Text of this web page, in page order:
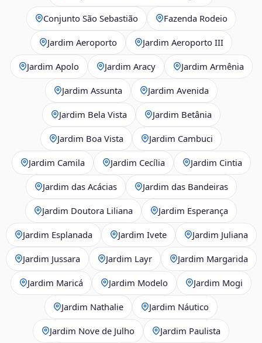
Conjunto São Sebastião Fazenda Rodeio
Jardim Aeroporto Jardim Aeroporto III
Jardim Apolo Jardim Aracy Jardim Armênia
Jardim Assunta Jardim Avenida
Jardim Bela Vista Jardim Betânia
Jardim Boa Vista Jardim Cambuci
Jardim Camila Jardim Cecília Jardim Cintia
Jardim das Acácias Jardim das Bandeiras
Jardim Doutora Liliana Jardim Esperança
Jardim Esplanada Jardim Ivete Jardim Juliana
Jardim Jussara Jardim Layr Jardim Margarida
Jardim Maricá Jardim Modelo Jardim Mogi
Jardim Nathalie Jardim Náutico
Jardim Nove de Julho Jardim Paulista